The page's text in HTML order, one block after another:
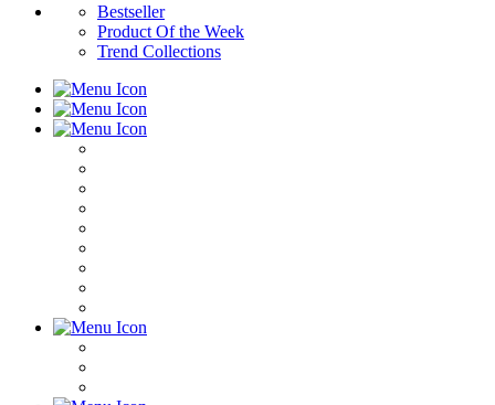
Bestseller
Product Of the Week
Trend Collections